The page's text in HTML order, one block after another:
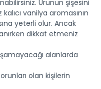
Ürünün şişesini
vanilya aromasının
yeterli olur. Ancak
dikkat etmeniz
alanlarda
olan kişilerin